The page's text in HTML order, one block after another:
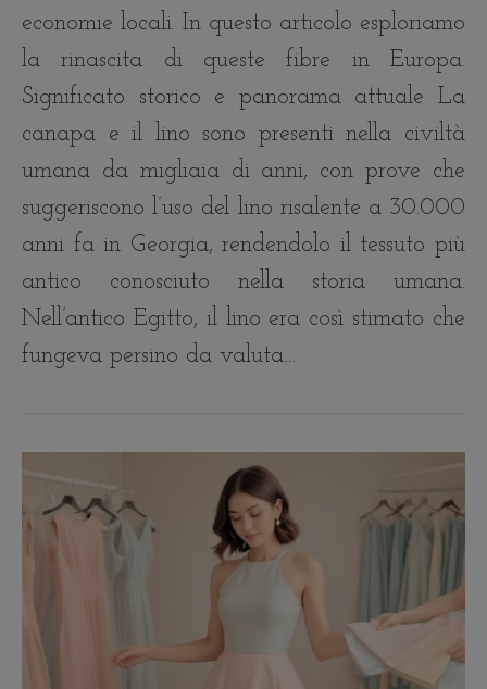
economie locali. In questo articolo esploriamo
la rinascita di queste fibre in Europa.
Significato storico e panorama attuale La
canapa e il lino sono presenti nella civiltà
umana da migliaia di anni, con prove che
suggeriscono l’uso del lino risalente a 30.000
anni fa in Georgia, rendendolo il tessuto più
antico conosciuto nella storia umana.
Nell’antico Egitto, il lino era così stimato che
fungeva persino da valuta…